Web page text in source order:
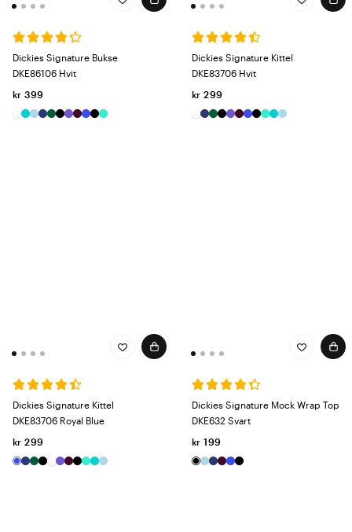
Dickies Signature Bukse
DKE86106 Hvit
kr 399
Dickies Signature Kittel
DKE83706 Hvit
kr 299
Dickies Signature Kittel
DKE83706 Royal Blue
kr 299
Dickies Signature Mock Wrap Top
DKE632 Svart
kr 199